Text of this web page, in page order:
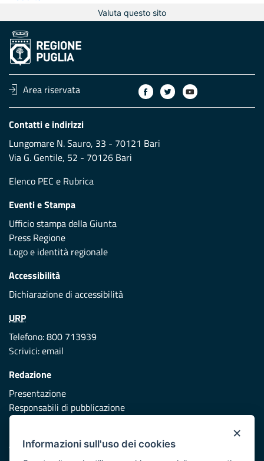
Valuta questo sito
Area riservata
Contatti e indirizzi
Lungomare N. Sauro, 33 - 70121 Bari
Via G. Gentile, 52 - 70126 Bari
Elenco PEC e Rubrica
Eventi e Stampa
Ufficio stampa della Giunta
Press Regione
Logo e identità regionale
Accessibilità
Dichiarazione di accessibilità
URP
Telefono: 800 713939
Scrivici:email
Redazione
Presentazione
Responsabili di pubblicazione
Vai al sito di Protezione Civile Puglia
×
Informazioni sull'uso dei cookies